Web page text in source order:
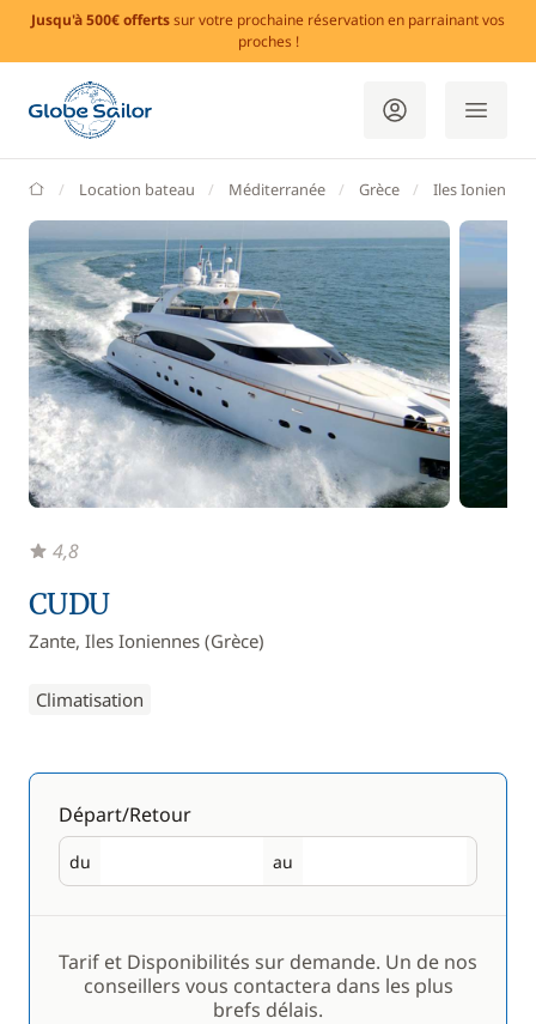
Jusqu'à 500€ offertssur votre prochaine réservation en parrainant vos
proches !
GlobeSailor
Location bateau Méditerranée Grèce Iles Ioniennes
CUDU
Zante, Iles Ioniennes (Grèce)
Climatisation
4,8
Départ/Retour
du
Départ au
Retour
Tarif et Disponibilités sur demande. Un de nos
conseillers vous contactera dans les plus
brefs délais.